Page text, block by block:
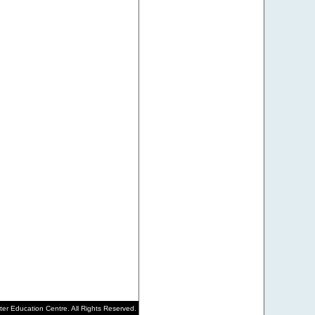
Education Centre. All Rights Reserved.